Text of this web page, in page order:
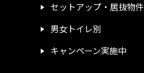
セットアップ・居抜物件
男女トイレ別
キャンペーン実施中